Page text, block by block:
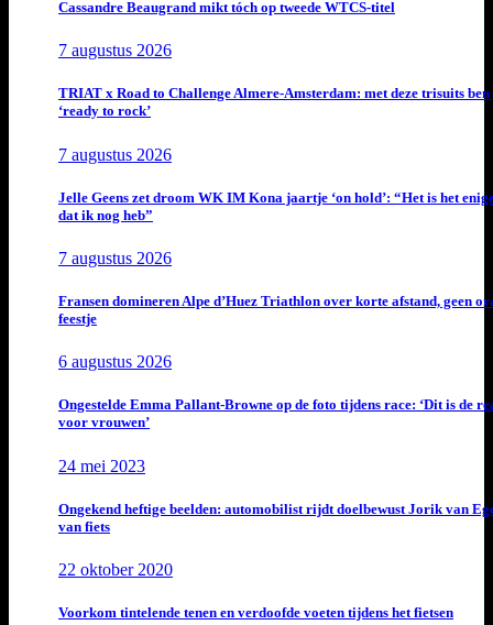
Cassandre Beaugrand mikt tóch op tweede WTCS-titel
7 augustus 2026
TRIAT x Road to Challenge Almere-Amsterdam: met deze trisuits ben
‘ready to rock’
7 augustus 2026
Jelle Geens zet droom WK IM Kona jaartje ‘on hold’: “Het is het
dat ik nog heb”
7 augustus 2026
Fransen domineren Alpe d’Huez Triathlon over korte afstand, geen
feestje
6 augustus 2026
Ongestelde Emma Pallant-Browne op de foto tijdens race: ‘Dit is de
voor vrouwen’
24 mei 2023
Ongekend heftige beelden: automobilist rijdt doelbewust Jorik van
van fiets
22 oktober 2020
Voorkom tintelende tenen en verdoofde voeten tijdens het fietsen